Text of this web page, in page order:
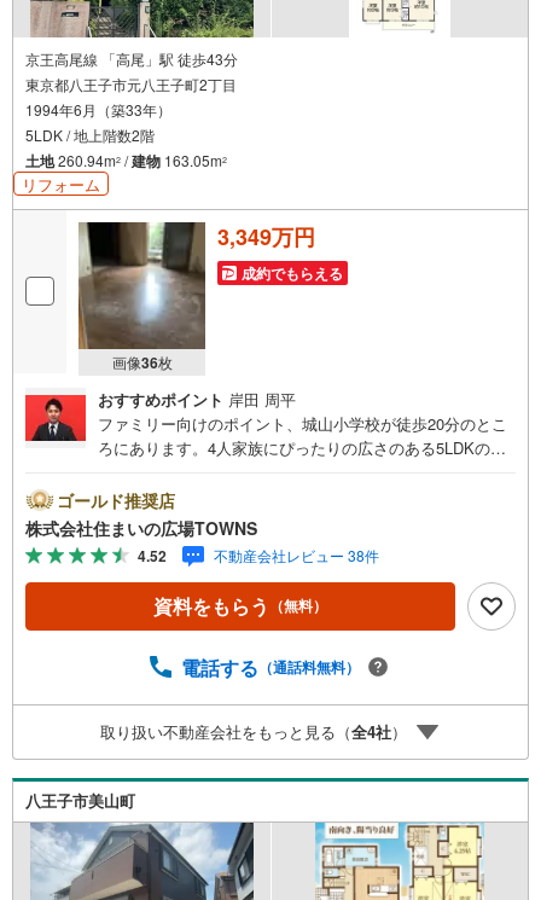
京王高尾線 「高尾」駅 徒歩43分
東京都八王子市元八王子町2丁目
1994年6月（築33年）
5LDK / 地上階数2階
土地260.94m2 /建物 163.05m2
リフォーム
画像36枚
3,349万円
成約でもらえる
おすすめポイント 岸田 周平
ファミリー向けのポイント、城山小学校が徒歩20分のとこ
ろにあります。4人家族にぴったりの広さのある5LDKの物
ッチン付きで作業能率が上がります。南東向きの物件で
す。浴室が1坪以上あるので、ゆったりとお風呂タイムを過
ごせます。浴室乾燥機付きの物件は、乾燥するまでの時間
も短縮されるので忙しくて洗濯物をためこんでしまう人に
もおすすめです。こちらの中古戸建て物件は、子育ての環
境としてもうってつけです。
ゴールド推奨店
株式会社住まいの広場TOWNS
4.52 不動産会社レビュー 38件
資料をもらう （無料）
電話する （通話料無料）
取り扱い不動産会社をもっと見る（全4社）
八王子市美山町